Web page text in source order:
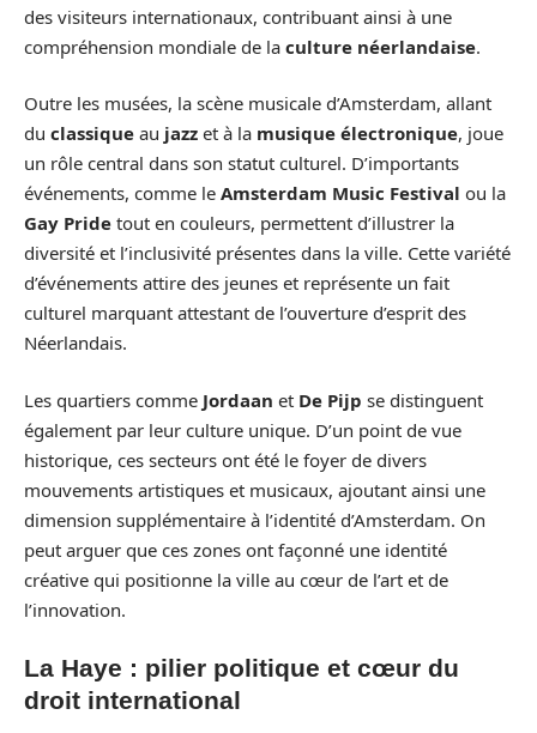
des visiteurs internationaux, contribuant ainsi à une
compréhension mondiale de la culture néerlandaise.
Outre les musées, la scène musicale d’Amsterdam, allant
du classique au jazz et à la musique électronique, joue
un rôle central dans son statut culturel. D’importants
événements, comme le Amsterdam Music Festival ou la
Gay Pride tout en couleurs, permettent d’illustrer la
diversité et l’inclusivité présentes dans la ville. Cette variété
d’événements attire des jeunes et représente un fait
culturel marquant attestant de l’ouverture d’esprit des
Néerlandais.
Les quartiers comme Jordaan et De Pijp se distinguent
également par leur culture unique. D’un point de vue
historique, ces secteurs ont été le foyer de divers
mouvements artistiques et musicaux, ajoutant ainsi une
dimension supplémentaire à l’identité d’Amsterdam. On
peut arguer que ces zones ont façonné une identité
créative qui positionne la ville au cœur de l’art et de
l’innovation.
La Haye : pilier politique et cœur du
droit international